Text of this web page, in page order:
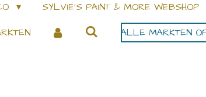
SYLVIE’S PAINT & MORE WEBSHOP
ALLE MARKTEN